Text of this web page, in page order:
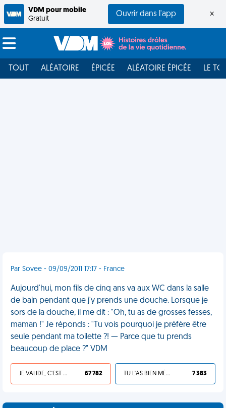
VDM pour mobile
Gratuit
Ouvrir dans l'app ×
TOUT ALÉATOIRE ÉPICÉE ALÉATOIRE ÉPICÉE LE
Par Sovee - 09/09/2011 17:17 - France
Aujourd'hui, mon fils de cinq ans va aux WC dans la salle
de bain pendant que j'y prends une douche. Lorsque je
sors de la douche, il me dit : "Oh, tu as de grosses fesses,
maman !" Je réponds : "Tu vois pourquoi je préfère être
seule pendant ma toilette ?! — Parce que tu prends
beaucoup de place ?" VDM
JE VALIDE, C'EST UNE VDM 67 782 TU L'AS BIEN MÉRITÉ 7 383